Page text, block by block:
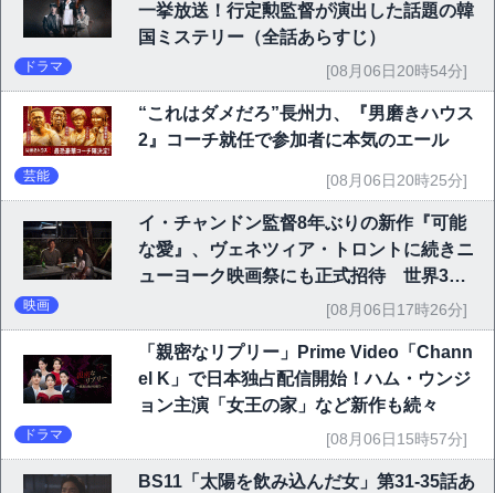
一挙放送！行定勲監督が演出した話題の韓
国ミステリー（全話あらすじ）
ドラマ [08月06日20時54分]
“これはダメだろ”長州力、『男磨きハウス
2』コーチ就任で参加者に本気のエール
芸能 [08月06日20時25分]
イ・チャンドン監督8年ぶりの新作『可能
な愛』、ヴェネツィア・トロントに続きニ
ューヨーク映画祭にも正式招待 世界3大
映画祭で快挙｜Netflix映画
映画 [08月06日17時26分]
「親密なリプリー」Prime Video「Chann
el K」で日本独占配信開始！ハム・ウンジ
ョン主演「女王の家」など新作も続々
ドラマ [08月06日15時57分]
BS11「太陽を飲み込んだ女」第31-35話あ